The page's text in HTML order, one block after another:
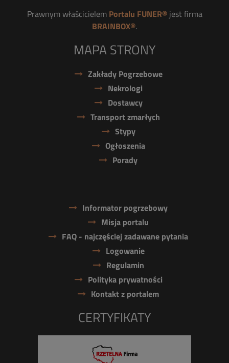
Prawnym właścicielem Portalu FUNER®jest firma
BRAINBOX®.
MAPA STRONY
Zakłady Pogrzebowe
Nekrologi
Dostawcy
Transport zmarłych
Stypy
Ogłoszenia
Porady
Informator pogrzebowy
Misja portalu
FAQ - najczęściej zadawane pytania
Logowanie
Regulamin
Polityka prywatności
Kontakt z portalem
CERTYFIKATY